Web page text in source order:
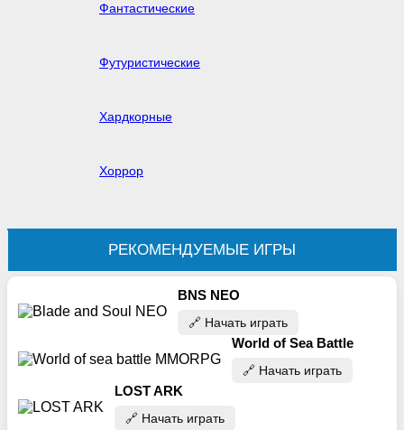
Фантастические
Футуристические
Хардкорные
Хоррор
РЕКОМЕНДУЕМЫЕ ИГРЫ
BNS NEO
🔗‍️ Начать играть
World of Sea Battle
🔗‍️ Начать играть
LOST ARK
🔗‍️ Начать играть